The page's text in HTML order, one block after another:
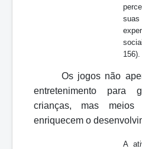
156).
Os jogos não
entretenimento para
crianças, mas
enriquecem o
A